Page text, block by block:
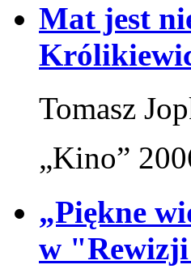
Mat jest
Tomasz
„Kino”
„Piękne
w